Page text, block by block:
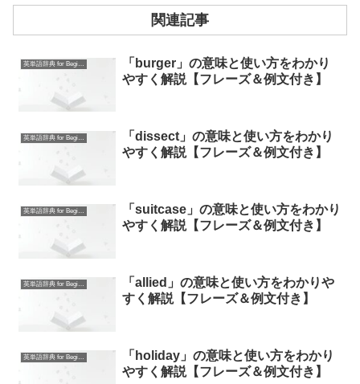
関連記事
英単語辞典 for Beginners
「burger」の意味と使い方をわかり
やすく解説【フレーズ＆例文付き】
英単語辞典 for Beginners
「dissect」の意味と使い方をわかり
やすく解説【フレーズ＆例文付き】
英単語辞典 for Beginners
「suitcase」の意味と使い方をわかり
やすく解説【フレーズ＆例文付き】
英単語辞典 for Beginners
「allied」の意味と使い方をわかりや
すく解説【フレーズ＆例文付き】
英単語辞典 for Beginners
「holiday」の意味と使い方をわかり
やすく解説【フレーズ＆例文付き】